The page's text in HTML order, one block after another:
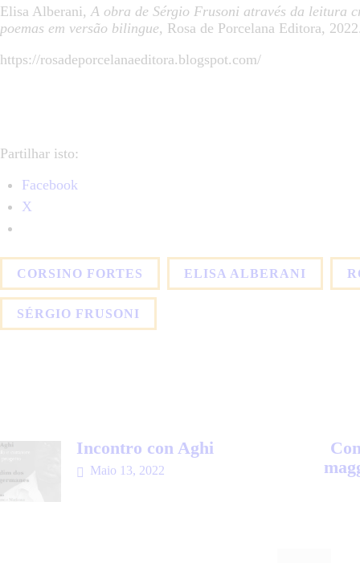
Elisa Alberani,A obra de Sérgio Frusoni através da leitura
poemas em versão bilingue, Rosa de Porcelana Editora,
https://rosadeporcelanaeditora.blogspot.com/
Partilhar isto:
Facebook
X
CORSINO FORTES ELISA ALBERANI
SÉRGIO FRUSONI
Incontro con Aghi
Maio 13, 2022